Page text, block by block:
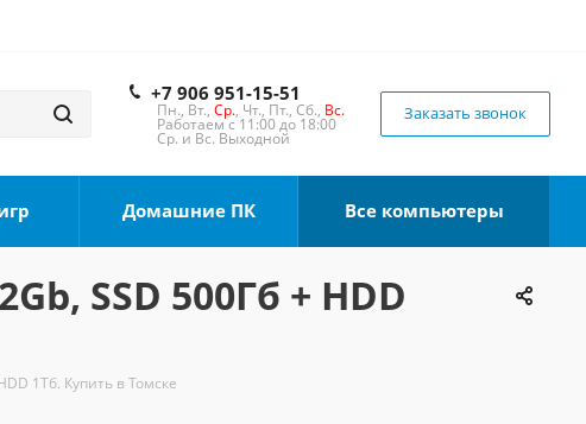
+7 906 951-15-51
Пн., Вт., Ср., Чт., Пт., Сб., Вс.
Работаем с 11:00 до 18:00
Ср. и Вс. Выходной
Заказать звонок
Домашние ПК Все компьютеры
SSD 500Гб + HDD
1Тб. Купить в Томске